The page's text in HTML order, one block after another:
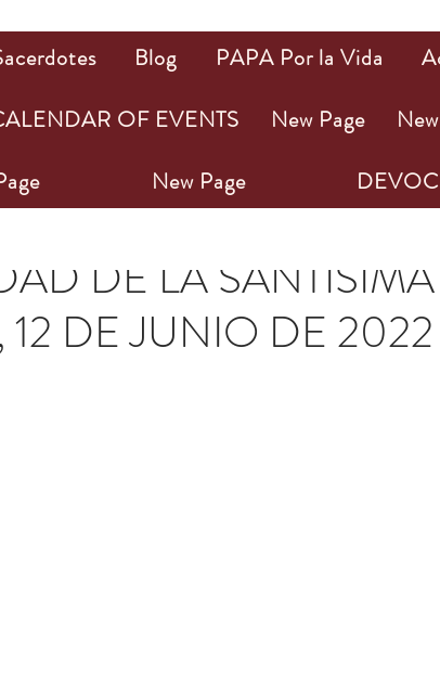
DE LA SANTÍSIMA
DE JUNIO DE 2022
Blog PAPA Por la Vida
OF EVENTS New Page
New Page